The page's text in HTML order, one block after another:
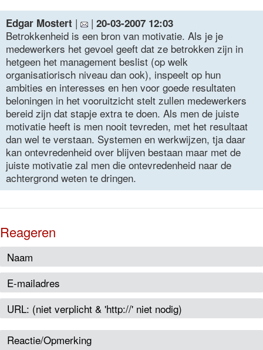
Edgar Mostert | | 20-03-2007 12:03
Betrokkenheid is een bron van motivatie. Als je je
medewerkers het gevoel geeft dat ze betrokken zijn in
hetgeen het management beslist (op welk
organisatiorisch niveau dan ook), inspeelt op hun
ambities en interesses en hen voor goede resultaten
beloningen in het vooruitzicht stelt zullen medewerkers
bereid zijn dat stapje extra te doen. Als men de juiste
motivatie heeft is men nooit tevreden, met het resultaat
dan wel te verstaan. Systemen en werkwijzen, tja daar
kan ontevredenheid over blijven bestaan maar met de
juiste motivatie zal men die ontevredenheid naar de
achtergrond weten te dringen.
Reageren